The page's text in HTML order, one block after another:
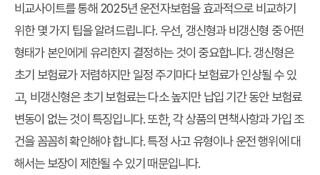
비교사이트를 통해 2025년 운전자보험을 효과적으로 비교하기
위한 몇 가지 팁을 알려드립니다. 우선, 갱신형과 비갱신형 중 어떤
형태가 본인에게 유리한지 결정하는 것이 중요합니다. 갱신형은
초기 보험료가 저렴하지만 일정 주기마다 보험료가 인상될 수 있
고, 비갱신형은 초기 보험료는 다소 높지만 납입 기간 동안 보험료
변동이 없는 것이 특징입니다. 또한, 각 상품의 면책사항과 가입 조
건을 꼼꼼히 확인해야 합니다. 특정 사고 유형이나 운전 행위에 대
해서는 보장이 제한될 수 있기 때문입니다.